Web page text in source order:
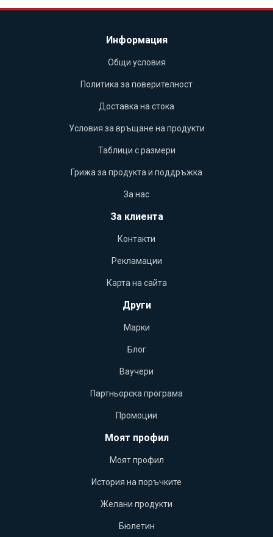
Информация
Общи условия
Политика за поверителност
Доставка на стока
Условия за връщане на продукти
Таблици с размери
Грижа за продукта и поддръжка
За нас
За клиента
Контакти
Рекламации
Карта на сайта
Други
Марки
Блог
Ваучери
Партньорска програма
Промоции
Моят профил
Моят профил
История на поръчките
Желани продукти
Бюлетин